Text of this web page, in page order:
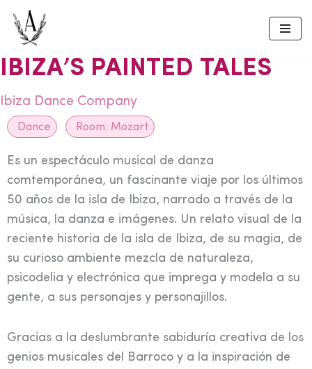
Skip
to
content
IBIZA’S PAINTED TALES
Ibiza Dance Company
Dance Room: Mozart
Es un espectáculo musical de danza
comtemporánea, un fascinante viaje por los últimos
50 años de la isla de Ibiza, narrado a través de la
música, la danza e imágenes. Un relato visual de la
reciente historia de la isla de Ibiza, de su magia, de
su curioso ambiente mezcla de naturaleza,
psicodelia y electrónica que imprega y modela a su
gente, a sus personajes y personajillos.
Gracias a la deslumbrante sabiduría creativa de los
genios musicales del Barroco y a la inspiración de